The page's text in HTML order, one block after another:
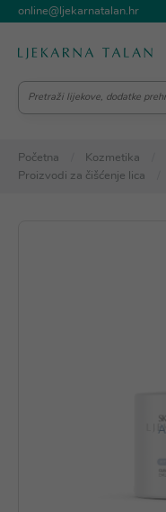
online@ljekarnatalan.hr
Početna Kozmetika
Proizvodi za čišćenje lica